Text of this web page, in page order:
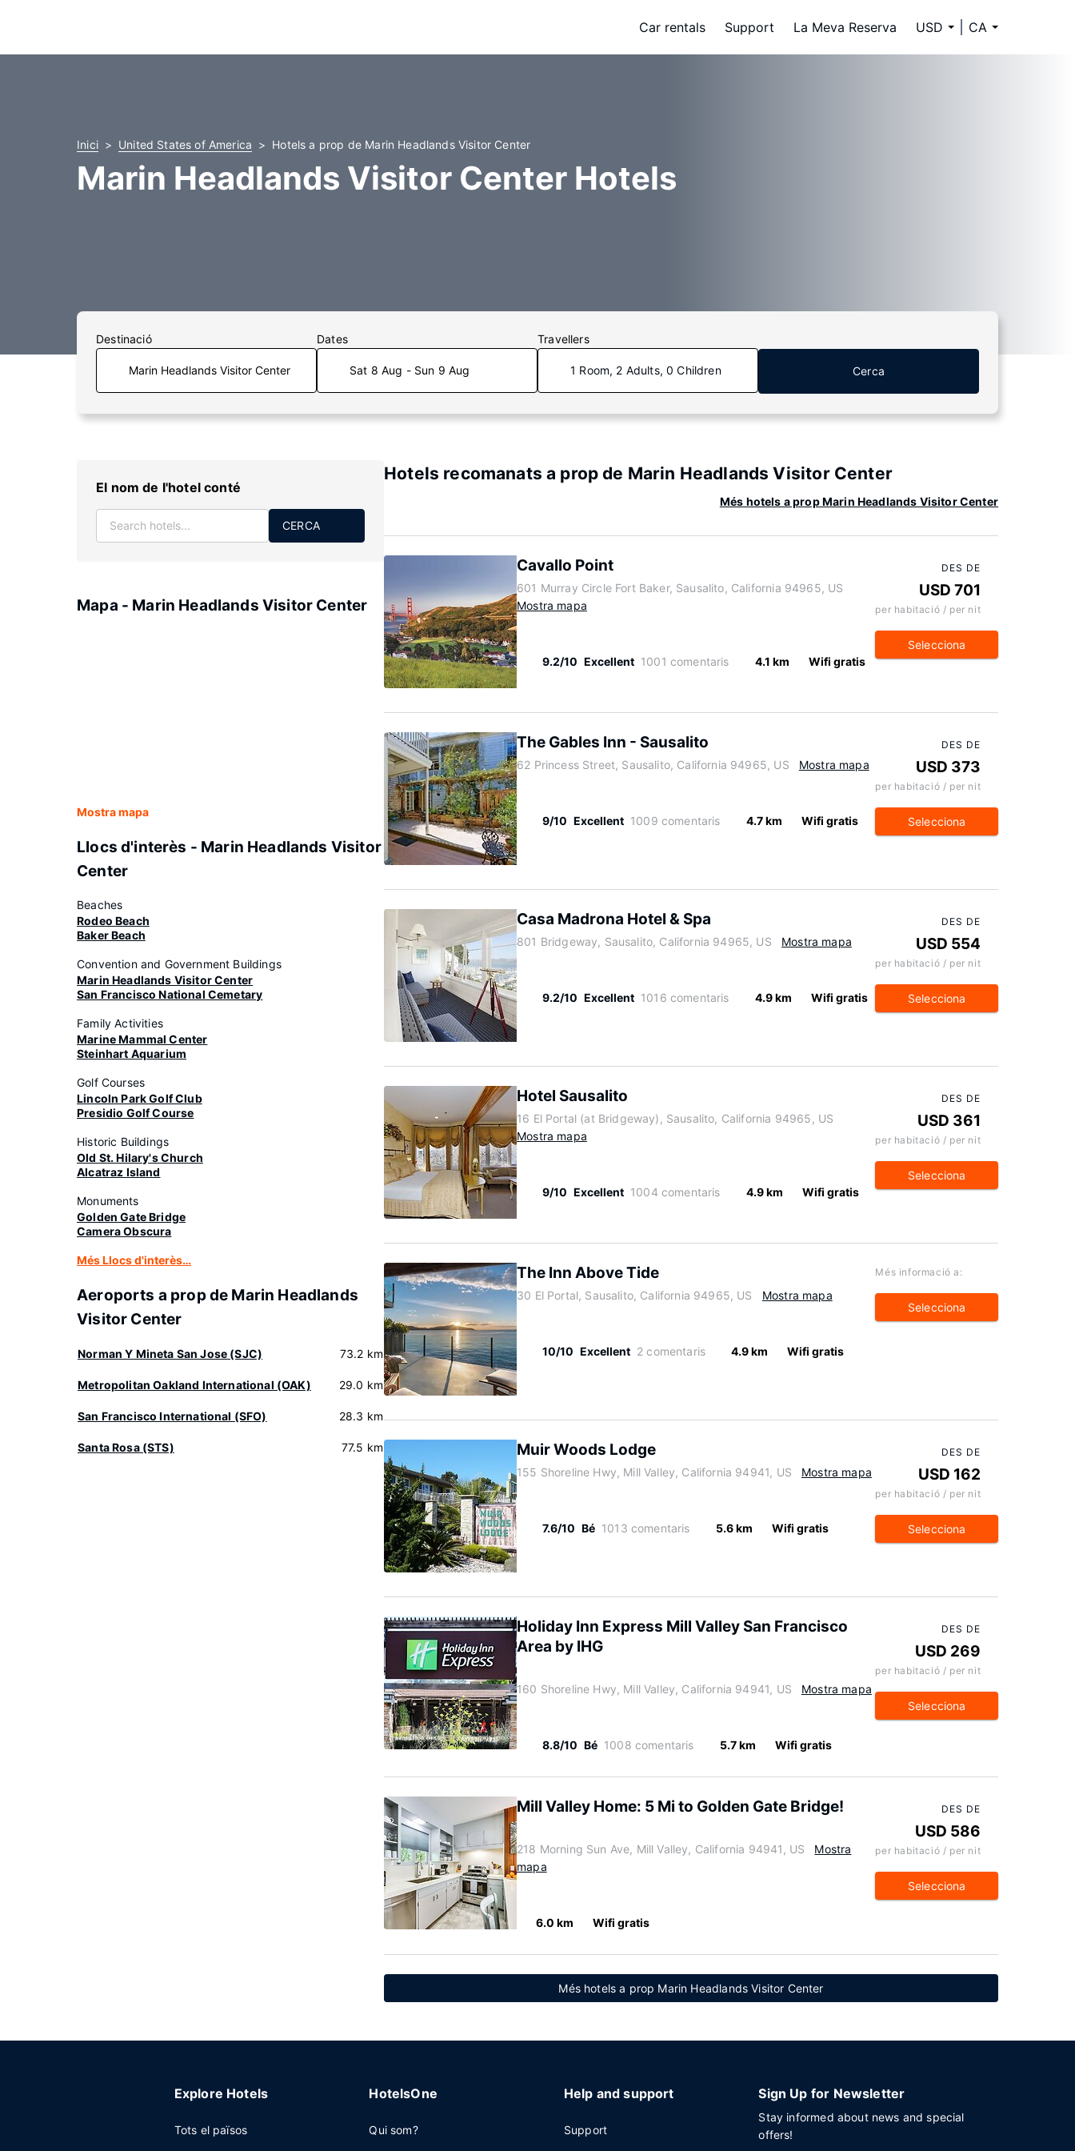
Car rentals Support La Meva Reserva USD CA
Inici United States of America Hotels a prop de Marin Headlands Visitor Center
Marin Headlands Visitor Center Hotels
Destinació Dates
Sat 8 Aug - Sun 9 Aug
Travellers
1 Room, 2 Adults, 0 Children Cerca
El nom de l'hotel conté
CERCA
Mapa - Marin Headlands Visitor Center
Mostra mapa
Llocs d'interès - Marin Headlands Visitor
Center
Beaches
Rodeo Beach
Baker Beach
Convention and Government Buildings
Marin Headlands Visitor Center
San Francisco National Cemetary
Family Activities
Marine Mammal Center
Steinhart Aquarium
Golf Courses
Lincoln Park Golf Club
Presidio Golf Course
Historic Buildings
Old St. Hilary's Church
Alcatraz Island
Monuments
Golden Gate Bridge
Camera Obscura
Més Llocs d'interès…
Aeroports a prop de Marin Headlands
Visitor Center
Norman Y Mineta San Jose (SJC) 73.2 km
Metropolitan Oakland International (OAK) 29.0 km
San Francisco International (SFO) 28.3 km
Santa Rosa (STS) 77.5 km
Hotels recomanats a prop de Marin Headlands Visitor Center
Més hotels a prop Marin Headlands Visitor Center
Cavallo Point
601 Murray Circle Fort Baker, Sausalito, California 94965, US
Mostra mapa
9.2/10 Excellent 1001 comentaris 4.1 km Wifi gratis
DES DE
USD 701
per habitació / per nit
Selecciona
The Gables Inn - Sausalito
62 Princess Street, Sausalito, California 94965, US Mostra mapa
9/10 Excellent 1009 comentaris 4.7 km Wifi gratis
DES DE
USD 373
per habitació / per nit
Selecciona
Casa Madrona Hotel & Spa
801 Bridgeway, Sausalito, California 94965, US Mostra mapa
9.2/10 Excellent 1016 comentaris 4.9 km Wifi gratis
DES DE
USD 554
per habitació / per nit
Selecciona
Hotel Sausalito
16 El Portal (at Bridgeway), Sausalito, California 94965, US
Mostra mapa
9/10 Excellent 1004 comentaris 4.9 km Wifi gratis
DES DE
USD 361
per habitació / per nit
Selecciona
The Inn Above Tide
30 El Portal, Sausalito, California 94965, US Mostra mapa
10/10 Excellent 2 comentaris 4.9 km Wifi gratis
Més informació a:
Selecciona
Muir Woods Lodge
155 Shoreline Hwy, Mill Valley, California 94941, US Mostra mapa
7.6/10 Bé 1013 comentaris 5.6 km Wifi gratis
DES DE
USD 162
per habitació / per nit
Selecciona
Holiday Inn Express Mill Valley San Francisco
Area by IHG
160 Shoreline Hwy, Mill Valley, California 94941, US Mostra mapa
8.8/10 Bé 1008 comentaris 5.7 km Wifi gratis
DES DE
USD 269
per habitació / per nit
Selecciona
Mill Valley Home: 5 Mi to Golden Gate Bridge!
218 Morning Sun Ave, Mill Valley, California 94941, US
Mostra
mapa
6.0 km Wifi gratis
DES DE
USD 586
per habitació / per nit
Selecciona
Més hotels a prop Marin Headlands Visitor Center
Explore Hotels
Tots el països
HotelsOne
Qui som?
Help and support
Support
Sign Up for Newsletter
Stay informed about news and special
offers!